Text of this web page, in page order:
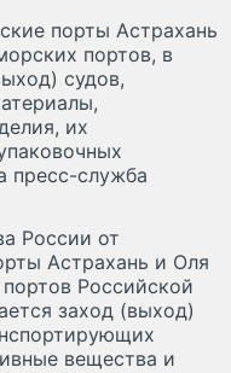
порты Астрахань
портов, в
судов,
их
пресс-служба
России от
Астрахань и Оля
Российской
заход (выход)
вещества и